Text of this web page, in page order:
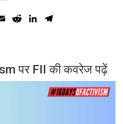
Email RedditLinkedIn
पर FII की कवरेज पढ़ें